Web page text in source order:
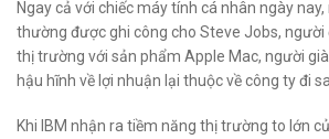
Ngay cả với chiếc máy tính cá nhân ngày
thường được ghi công cho Steve Jobs,
thị trường với sản phẩm Apple Mac, người
hậu hĩnh về lợi nhuận lại thuộc về công ty đi
Khi IBM nhận ra tiềm năng thị trường to lớn